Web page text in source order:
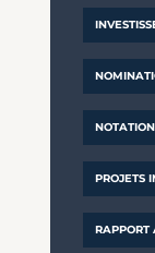
PROJETS
RAPPORT